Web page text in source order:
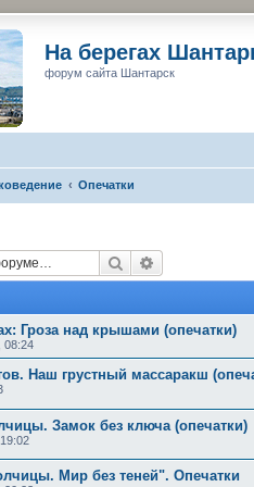
На берегах
форум сайта Шантарск
Опечатки
Поиск
Гроза над крышами (опечатки)
08:24
Наш грустный массаракш
Замок без ключа (опечатки)
Мир без теней". Опечатки